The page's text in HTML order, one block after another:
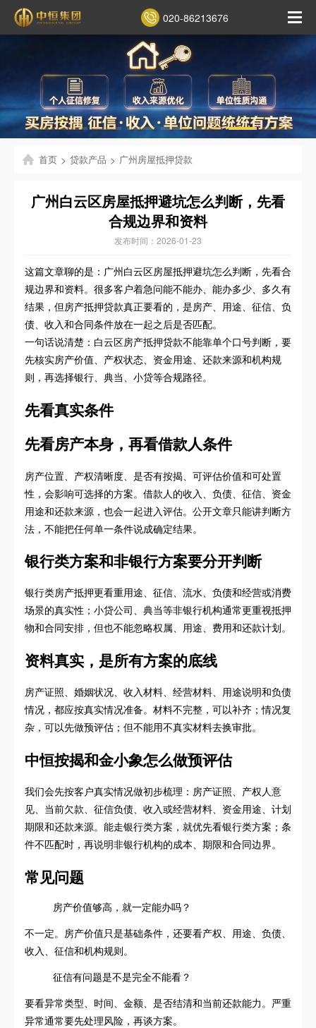
020-86213676
首页 > 贷款产品 > 广州房屋抵押贷款
广州白云区房屋抵押避坑怎么判断，先看
合规边界和资料
发布时间：2026-01-23
这篇文章聊的是：广州白云区房屋抵押避坑怎么判断，先看合
规边界和资料。很多客户着急问能不能办、能办多少、多久有
结果，但房产抵押贷款真正要看的，是房产、用途、征信、负
债、收入和合同条件放在一起之后是否匹配。
一句话说清楚：白云区房产抵押贷款不能靠单个口号判断，要
先核实房产价值、产权状态、资金用途、还款来源和机构规
则，再选择银行、典当、小贷等合规路径。
先看真实条件
先看房产本身，再看借款人条件
房产位置、产权清晰度、是否有按揭、可评估价值和可处置
性，会影响可选择的方案。借款人的收入、负债、征信、资金
用途和还款来源，也会一起进入评估。公开文章只能讲判断方
法，不能把任何单一条件说成确定结果。
银行类方案和非银行方案要分开判断
银行类房产抵押更看重用途、征信、流水、负债和经营或消费
场景的真实性；小贷公司、典当等非银行机构通常更重视抵押
物和合同安排，但也不能忽略权属、用途、费用和还款计划。
资料真实，是所有方案的底线
房产证照、婚姻状况、收入材料、经营材料、用途说明和负债
情况，都应按真实情况准备。材料不完整，可以补齐；情况复
杂，可以先做预评估；但不能用不真实材料去换审批。
中恒按揭和金小象怎么做预评估
我们会先按客户真实情况做初步梳理：房产证照、产权人意
见、当前欠款、征信负债、收入或经营材料、资金用途、计划
期限和还款来源。能走银行类方案，就优先看银行类方案；条
件不匹配时，再说明非银行机构的成本、期限和合同边界。
常见问题
房产价值够高，就一定能办吗？
不一定。房产价值只是基础条件，还要看产权、用途、负债、
收入、征信和机构规则。
征信有问题是不是完全不能看？
要看异常类型、时间、金额、是否结清和当前还款能力。严重
异常通常要先处理风险，再谈方案。